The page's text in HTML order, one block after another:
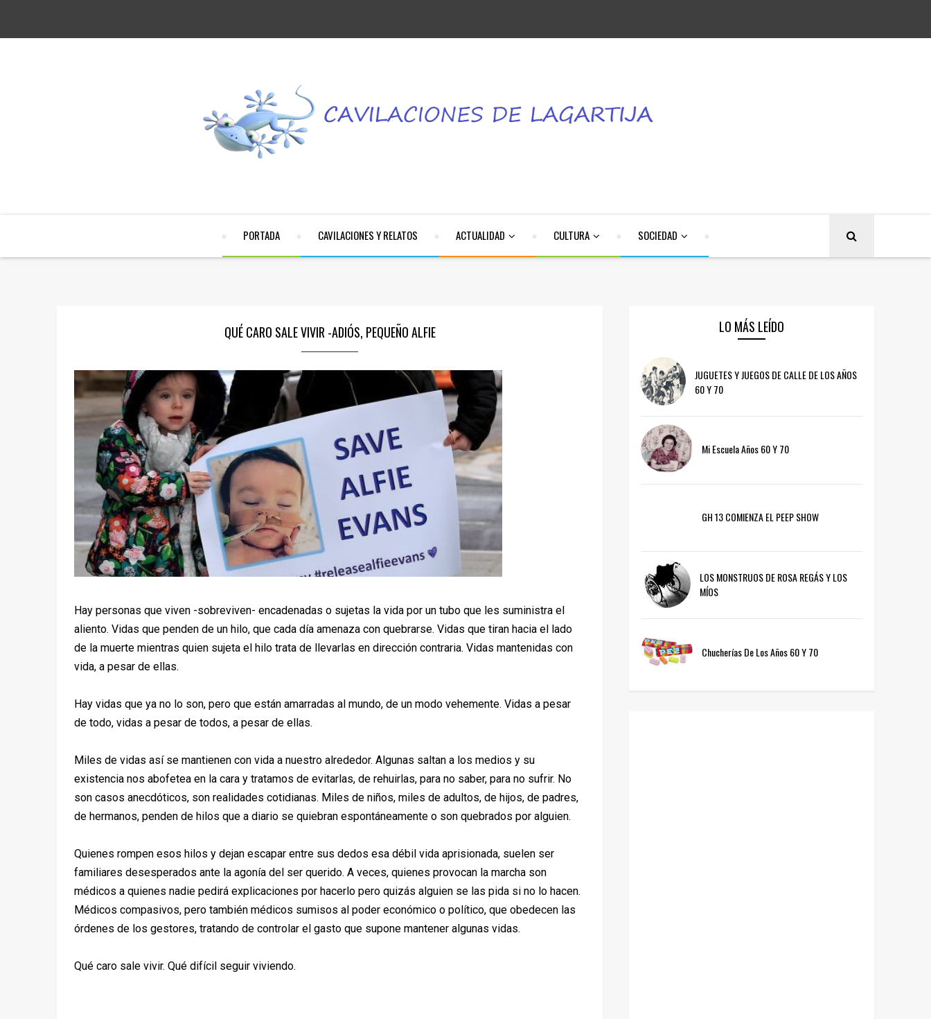
PORTADA CAVILACIONES Y RELATOS ACTUALIDAD CULTURA SOCIEDAD
QUÉ CARO SALE VIVIR -ADIÓS, PEQUEÑO ALFIE
Hay personas que viven -sobreviven- encadenadas o sujetas la vida por un tubo que les suministra el
aliento. Vidas que penden de un hilo, que cada día amenaza con quebrarse. Vidas que tiran hacia el lado
de la muerte mientras quien sujeta el hilo trata de llevarlas en dirección contraria. Vidas mantenidas con
vida, a pesar de ellas.
Hay vidas que ya no lo son, pero que están amarradas al mundo, de un modo vehemente. Vidas a pesar
de todo, vidas a pesar de todos, a pesar de ellas.
Miles de vidas así se mantienen con vida a nuestro alrededor. Algunas saltan a los medios y su
existencia nos abofetea en la cara y tratamos de evitarlas, de rehuirlas, para no saber, para no sufrir. No
son casos anecdóticos, son realidades cotidianas. Miles de niños, miles de adultos, de hijos, de padres,
de hermanos, penden de hilos que a diario se quiebran espontáneamente o son quebrados por alguien.
Quienes rompen esos hilos y dejan escapar entre sus dedos esa débil vida aprisionada, suelen ser
familiares desesperados ante la agonía del ser querido. A veces, quienes provocan la marcha son
médicos a quienes nadie pedirá explicaciones por hacerlo pero quizás alguien se las pida si no lo hacen.
Médicos compasivos, pero también médicos sumisos al poder económico o político, que obedecen las
órdenes de los gestores, tratando de controlar el gasto que supone mantener algunas vidas.
Qué caro sale vivir. Qué difícil seguir viviendo.
LO MÁS LEÍDO
JUGUETES Y JUEGOS DE CALLE DE LOS AÑOS
60 Y 70
Mi Escuela Años 60 Y 70
GH 13 COMIENZA EL PEEP SHOW
LOS MONSTRUOS DE ROSA REGÁS Y LOS
MÍOS
Chucherías De Los Años 60 Y 70